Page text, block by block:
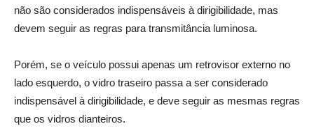
não são considerados indispensáveis à dirigibilidade, mas
devem seguir as regras para transmitância luminosa.
Porém, se o veículo possui apenas um retrovisor externo no
lado esquerdo, o vidro traseiro passa a ser considerado
indispensável à dirigibilidade, e deve seguir as mesmas regras
que os vidros dianteiros.